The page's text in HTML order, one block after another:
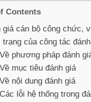
Contents
giá cán bộ công chức,
trạng của công tác
Về phương pháp đánh
Về mục tiêu đánh giá
Về nội dung đánh giá
Các lỗi hệ thống trong